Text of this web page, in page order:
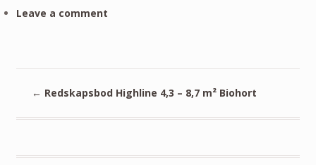
Leave a comment
← Redskapsbod Highline 4,3 – 8,7 m² Biohort